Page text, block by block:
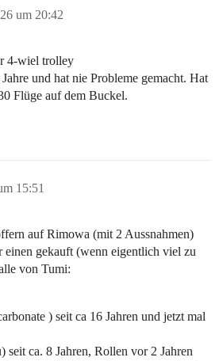
um 20:42
4-wiel trolley
und hat nie Probleme gemacht. Hat
Flüge auf dem Buckel.
15:51
auf Rimowa (mit 2 Aussnahmen)
einen gekauft (wenn eigentlich viel zu
von Tumi:
) seit ca 16 Jahren und jetzt mal
seit ca. 8 Jahren, Rollen vor 2 Jahren